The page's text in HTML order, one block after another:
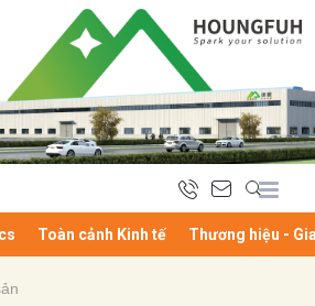
Toàn cảnh Kinh tế Thương hiệu -